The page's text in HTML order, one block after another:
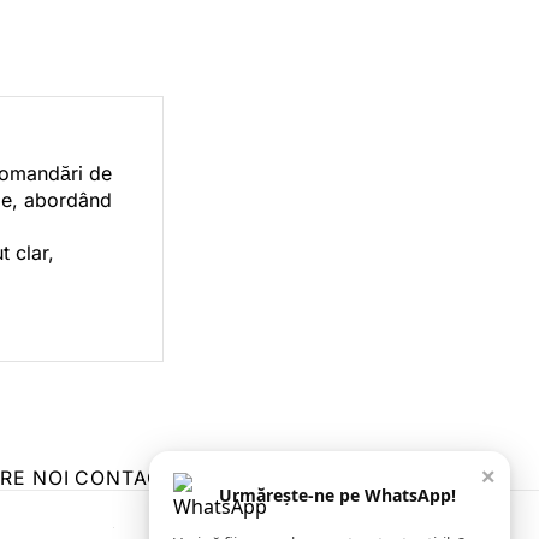
de
abordând
clar,
NOI CONTACT ZIARUL ANUNȚUL CĂLĂRĂȘEAN
×
Urmărește-ne pe WhatsApp!